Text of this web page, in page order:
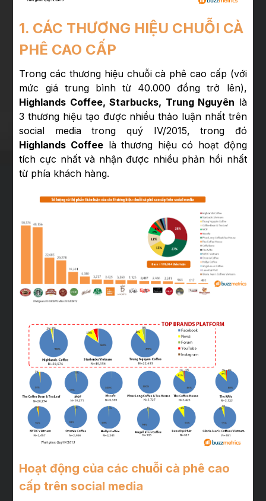
1. CÁC THƯƠNG HIỆU CHUỖI CÀ
PHÊ CAO CẤP
Trong các thương hiệu chuỗi cà phê cao cấp (với
mức giá trung bình từ 40.000 đồng trở lên),
Highlands Coffee, Starbucks, Trung Nguyên là
3 thương hiệu tạo được nhiều thảo luận nhất trên
social media trong quý IV/2015, trong đó
Highlands Coffee là thương hiệu có hoạt động
tích cực nhất và nhận được nhiều phản hồi nhất
từ phía khách hàng.
Hoạt động của các chuỗi cà phê cao
cấp trên social media